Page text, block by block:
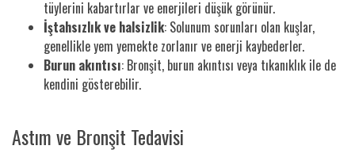
tüylerini kabartırlar ve enerjileri düşük görünür.
İştahsızlık ve halsizlik: Solunum sorunları olan kuşlar,
genellikle yem yemekte zorlanır ve enerji kaybederler.
Burun akıntısı: Bronşit, burun akıntısı veya tıkanıklık ile de
kendini gösterebilir.
Astım ve Bronşit Tedavisi